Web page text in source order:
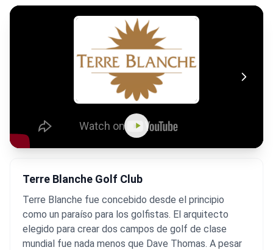
Terre Blanche Golf Club
Terre Blanche fue concebido desde el principio
como un paraíso para los golfistas. El arquitecto
elegido para crear dos campos de golf de clase
mundial fue nada menos que Dave Thomas. A pesar